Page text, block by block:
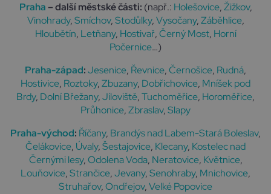
Praha– další městské části: (např.: Holešovice,Žižkov,
Vinohrady,Smíchov,Stodůlky,Vysočany,Záběhlice,
Hloubětín, Letňany, Hostivař,Černý Most, Horní
Počernice…)
Praha-západ:Jesenice, Řevnice,Černošice, Rudná,
Hostivice, Roztoky,Zbuzany, Dobřichovice, Mníšek pod
Brdy, Dolní Břežany,Jíloviště,Tuchoměřice, Horoměřice,
Průhonice,Zbraslav,Slapy
Praha-východ: Říčany, Brandýs nad Labem-Stará Boleslav,
Čelákovice, Úvaly,Šestajovice, Klecany, Kostelec nad
Černými lesy,Odolena Voda, Neratovice, Květnice,
Louňovice,Strančice,Jevany,Senohraby, Mnichovice,
Struhařov,Ondřejov,Velké Popovice